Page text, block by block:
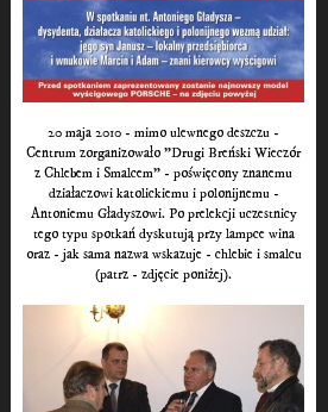
20 maja 2010 - mimo ulewnego deszczu -
Centrum zorganizowało "Drugi Breński Wieczór
z Chlebem i Smalcem" - poświęcony znanemu
działaczowi katolickiemu i polonijnemu -
Antoniemu Gładyszowi. Po prelekcji uczestnicy
tego typu spotkań dyskutują przy lampce wina
oraz - jak sama nazwa wskazuje - chlebie i smalcu
(patrz - zdjęcie poniżej).